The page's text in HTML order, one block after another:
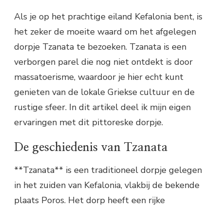
Als je op het prachtige eiland Kefalonia bent, is
het zeker de moeite waard om het afgelegen
dorpje Tzanata te bezoeken. Tzanata is een
verborgen parel die nog niet ontdekt is door
massatoerisme, waardoor je hier echt kunt
genieten van de lokale Griekse cultuur en de
rustige sfeer. In dit artikel deel ik mijn eigen
ervaringen met dit pittoreske dorpje.
De geschiedenis van Tzanata
**Tzanata** is een traditioneel dorpje gelegen
in het zuiden van Kefalonia, vlakbij de bekende
plaats Poros. Het dorp heeft een rijke